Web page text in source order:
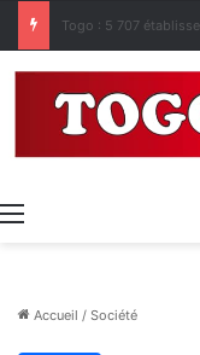
Menu
Accueil / Société